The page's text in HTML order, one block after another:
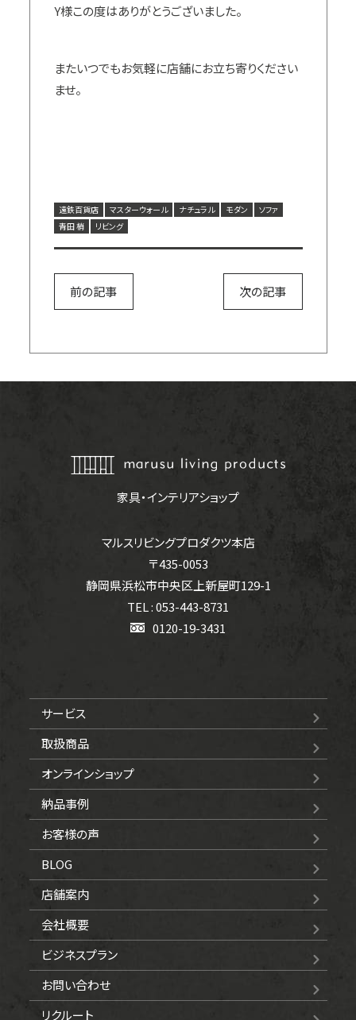
Y様この度はありがとうございました。
またいつでもお気軽に店舗にお立ち寄りください
ませ。
遠鉄百貨店 マスターウォール ナチュラル モダン
ソファ
青田 梢
リビング
前の記事 次の記事
家具・インテリアショップ
マルスリビングプロダクツ本店
〒435-0053
静岡県浜松市中央区上新屋町129-1
TEL : 053-443-8731
0120-19-3431
サービス
取扱商品
オンラインショップ
納品事例
お客様の声
BLOG
店舗案内
会社概要
ビジネスプラン
お問い合わせ
リクルート